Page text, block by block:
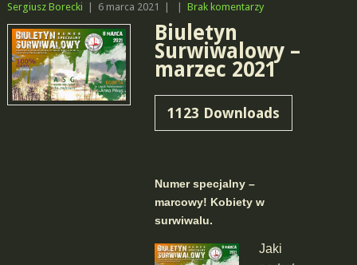
Sergiusz Borecki 6 marca 2021 Brak komentarzy
Biuletyn
Surwiwalowy –
marzec 2021
1123 Downloads
Numer specjalny –
marcowy! Kobiety w
surwiwalu.
Jaki